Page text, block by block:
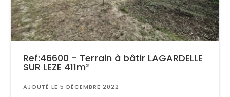
Ref:46600 - Terrain à bâtir LAGARDELLE
SUR LEZE 411m²
AJOUTÉ LE 5 DÉCEMBRE 2022